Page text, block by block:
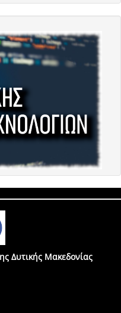
Δυτικής Μακεδονίας